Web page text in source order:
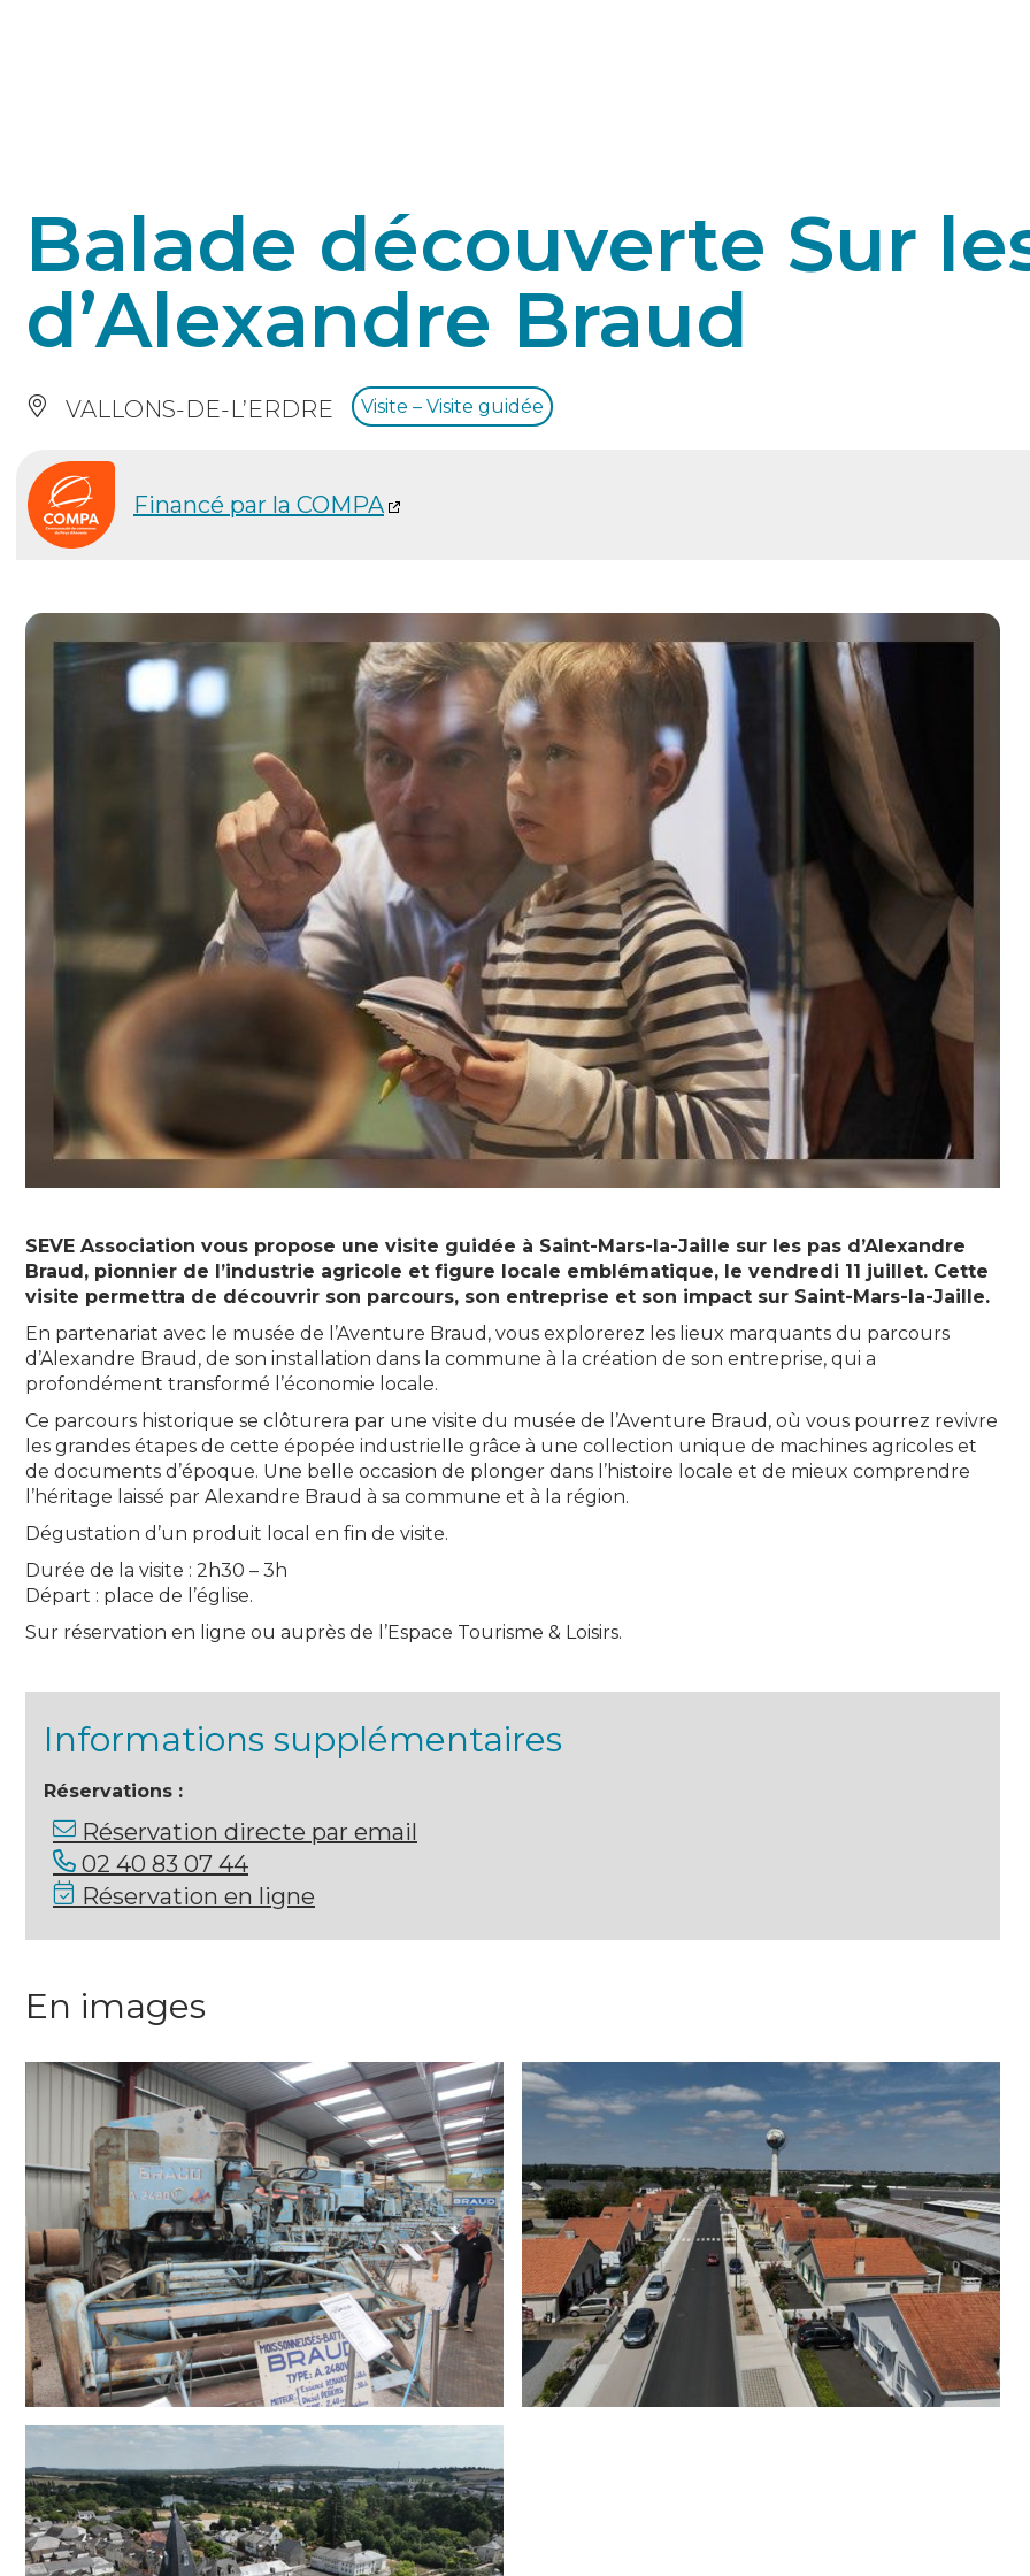
Balade découverte Sur
d’Alexandre Braud
VALLONS-DE-L’ERDRE Visite – Visite guidée
Financé par la COMPA
SEVE Association vous propose une visite guidée à Saint-Mars-la-Jaille sur les pas d’Alexandre
Braud, pionnier de l’industrie agricole et figure locale emblématique, le vendredi 11 juillet. Cette
visite permettra de découvrir son parcours, son entreprise et son impact sur Saint-Mars-la-Jaille.
En partenariat avec le musée de l’Aventure Braud, vous explorerez les lieux marquants du parcours
d’Alexandre Braud, de son installation dans la commune à la création de son entreprise, qui a
profondément transformé l’économie locale.
Ce parcours historique se clôturera par une visite du musée de l’Aventure Braud, où vous pourrez revivre
les grandes étapes de cette épopée industrielle grâce à une collection unique de machines agricoles et
de documents d’époque. Une belle occasion de plonger dans l’histoire locale et de mieux comprendre
l’héritage laissé par Alexandre Braud à sa commune et à la région.
Dégustation d’un produit local en fin de visite.
Durée de la visite : 2h30 – 3h
Départ : place de l’église.
Sur réservation en ligne ou auprès de l’Espace Tourisme & Loisirs.
Informations supplémentaires
Réservations :
Réservation directe par email
02 40 83 07 44
Réservation en ligne
En images